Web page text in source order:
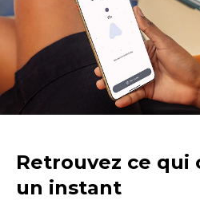
o
Retrouvez ce qui
un instant